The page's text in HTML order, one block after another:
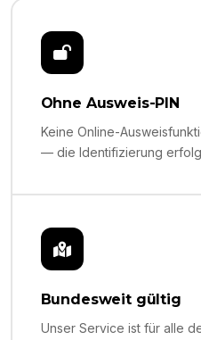
Ohne Ausweis-PIN
Keine Online-
— die Identifizierung
Bundesweit gültig
Unser Service ist für alle